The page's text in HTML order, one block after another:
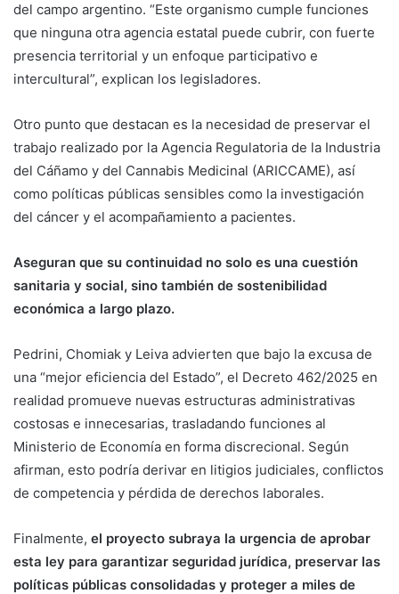
del campo argentino. “Este organismo cumple funciones
que ninguna otra agencia estatal puede cubrir, con fuerte
presencia territorial y un enfoque participativo e
intercultural”, explican los legisladores.
Otro punto que destacan es la necesidad de preservar el
trabajo realizado por la Agencia Regulatoria de la Industria
del Cáñamo y del Cannabis Medicinal (ARICCAME), así
como políticas públicas sensibles como la investigación
del cáncer y el acompañamiento a pacientes.
Aseguran que su continuidad no solo es una cuestión
sanitaria y social, sino también de sostenibilidad
económica a largo plazo.
Pedrini, Chomiak y Leiva advierten que bajo la excusa de
una “mejor eficiencia del Estado”, el Decreto 462/2025 en
realidad promueve nuevas estructuras administrativas
costosas e innecesarias, trasladando funciones al
Ministerio de Economía en forma discrecional. Según
afirman, esto podría derivar en litigios judiciales, conflictos
de competencia y pérdida de derechos laborales.
Finalmente, el proyecto subraya la urgencia de aprobar
esta ley para garantizar seguridad jurídica, preservar las
políticas públicas consolidadas y proteger a miles de